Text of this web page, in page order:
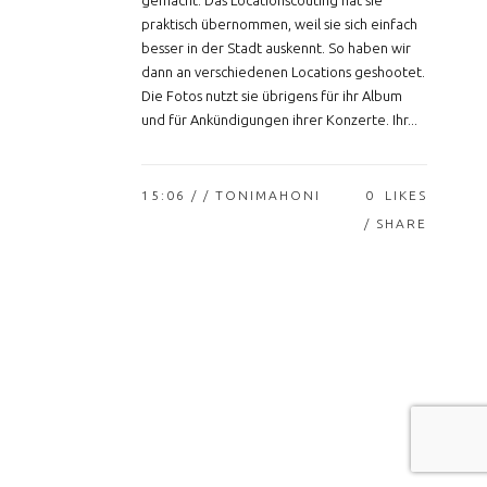
praktisch übernommen, weil sie sich einfach
besser in der Stadt auskennt. So haben wir
dann an verschiedenen Locations geshootet.
Die Fotos nutzt sie übrigens für ihr Album
und für Ankündigungen ihrer Konzerte. Ihr...
15:06 / / TONIMAHONI 0
LIKES
SHARE